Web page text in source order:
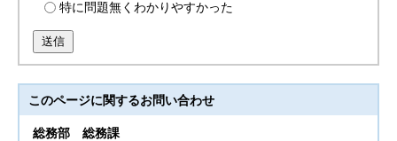
特に問題無くわかりやすかった
送信
このページに関するお問い合わせ
総務部総務課